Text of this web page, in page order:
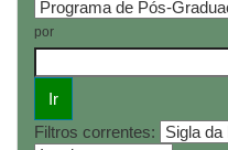
por
Filtros correntes: